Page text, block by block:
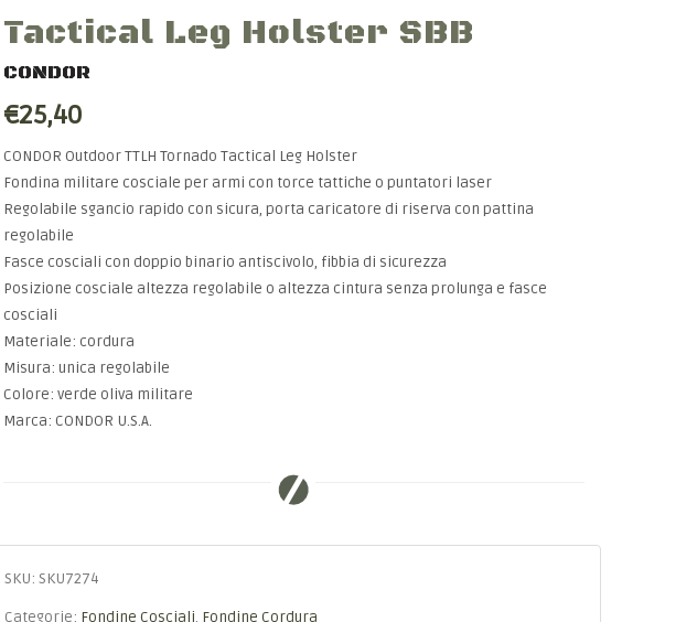
Tactical Leg Holster SBB
CONDOR
€25,40
CONDOR Outdoor TTLH Tornado Tactical Leg Holster
Fondina militare cosciale per armi con torce tattiche o puntatori laser
Regolabile sgancio rapido con sicura, porta caricatore di riserva con pattina
regolabile
Fasce cosciali con doppio binario antiscivolo, fibbia di sicurezza
Posizione cosciale altezza regolabile o altezza cintura senza prolunga e fasce
cosciali
Materiale: cordura
Misura: unica regolabile
Colore: verde oliva militare
Marca: CONDOR U.S.A.
SKU: SKU7274
Categorie: Fondine Cosciali, Fondine Cordura